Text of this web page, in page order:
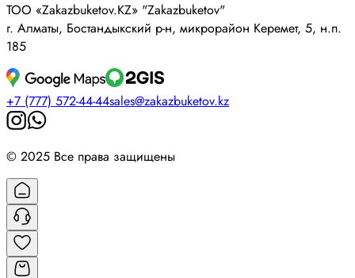
ТОО «Zakazbuketov.KZ» "Zakazbuketov"
г. Алматы, Бостандыкский р-н, микрорайон Керемет, 5, н.п.
185
+7 (777) 572-44-44sales@zakazbuketov.kz
© 2025 Все права защищены